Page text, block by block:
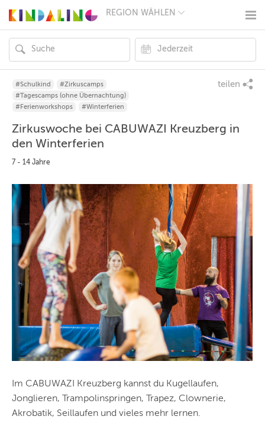
REGION WÄHLEN
MÜNCHEN
HAMBURG
FRANKFURT
KÖLN
STUTTGART
ESSEN
LEIPZIG
ANDERE
REGIONEN
#Schulkind
#Zirkuscamps
#Tagescamps (ohne Übernachtung)
#Ferienworkshops
#Winterferien
teilen
Zirkuswoche bei CABUWAZI Kreuzberg in
den Winterferien
7 - 14 Jahre
Im CABUWAZI Kreuzberg kannst du Kugellaufen,
Jonglieren, Trampolinspringen, Trapez, Clownerie,
Akrobatik, Seillaufen und vieles mehr lernen.